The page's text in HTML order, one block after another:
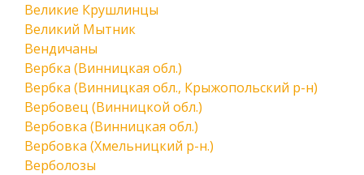
Великие Крушлинцы
Великий Мытник
Вендичаны
Вербка (Винницкая обл.)
Вербка (Винницкая обл., Крыжопольский р-н)
Вербовец (Винницкой обл.)
Вербовка (Винницкая обл.)
Вербовка (Хмельницкий р-н.)
Верболозы